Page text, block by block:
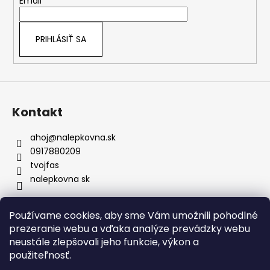
Používame cookies, aby sme Vám umožnili pohodlné
prezeranie webu a vďaka analýze prevádzky webu
neustále zlepšovali jeho funkcie, výkon a
použiteľnosť.
pravidelnej údržbe či návšteve
umyvárky.
Bezpečné doručenie:
neprekladáme – väčšie rozmery vždy
rolujeme, čím predchádzame
akémukoľvek poškodeniu materiálu.
Prenoska je samozrejmosť:Každú
umiestnenie a profesionálny výsledok.
PRIHLÁSIŤ SA
Kontakt
ahoj@nalepkovna.sk
0917880209
tvojfas
nalepkovna sk
Obchodné podmienky
Podmienky ochrany osobných údajov
Kontakt
Doprava a platba Podmienky vrátenia Bez nálepiek
Napíšte nám